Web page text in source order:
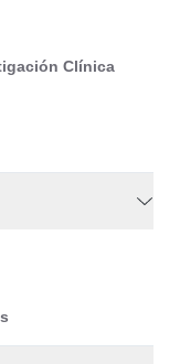
Clínica